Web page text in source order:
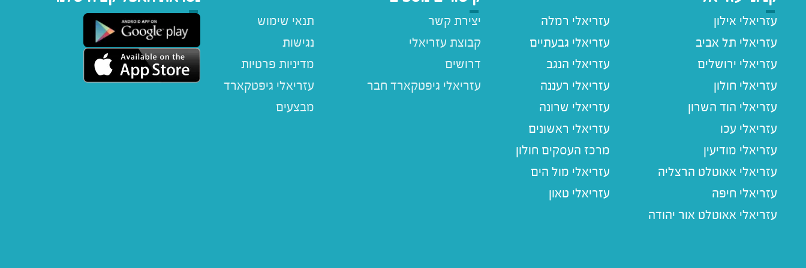
עזריאלי אילון
עזריאלי תל אביב
עזריאלי ירושלים
עזריאלי חולון
עזריאלי הוד השרון
עזריאלי עכו
עזריאלי מודיעין
עזריאלי אאוטלט הרצליה
עזריאלי חיפה
עזריאלי אאוטלט אור יהודה
עזריאלי רמלה
עזריאלי גבעתיים
עזריאלי הנגב
עזריאלי רעננה
עזריאלי שרונה
עזריאלי ראשונים
מרכז העסקים חולון
עזריאלי מול הים
עזריאלי טאון
תנאי שימוש
נגישות
מדיניות פרטיות
עזריאלי גיפטקארד
מבצעים
יצירת קשר
קבוצת עזריאלי
דרושים